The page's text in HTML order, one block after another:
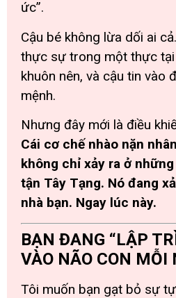
ức”.
Cậu bé không lừa dối ai
thực sự trong một thực
khuôn nên, và cậu tin vào
mệnh.
Nhưng đây mới là điều
Cái cơ chế nhào nặn
không chỉ xảy ra ở
tận Tây Tạng. Nó đang
nhà bạn. Ngay lúc này.
BẠN ĐANG “LẬP
VÀO NÃO CON MỖI
Tôi muốn bạn gạt bỏ sự